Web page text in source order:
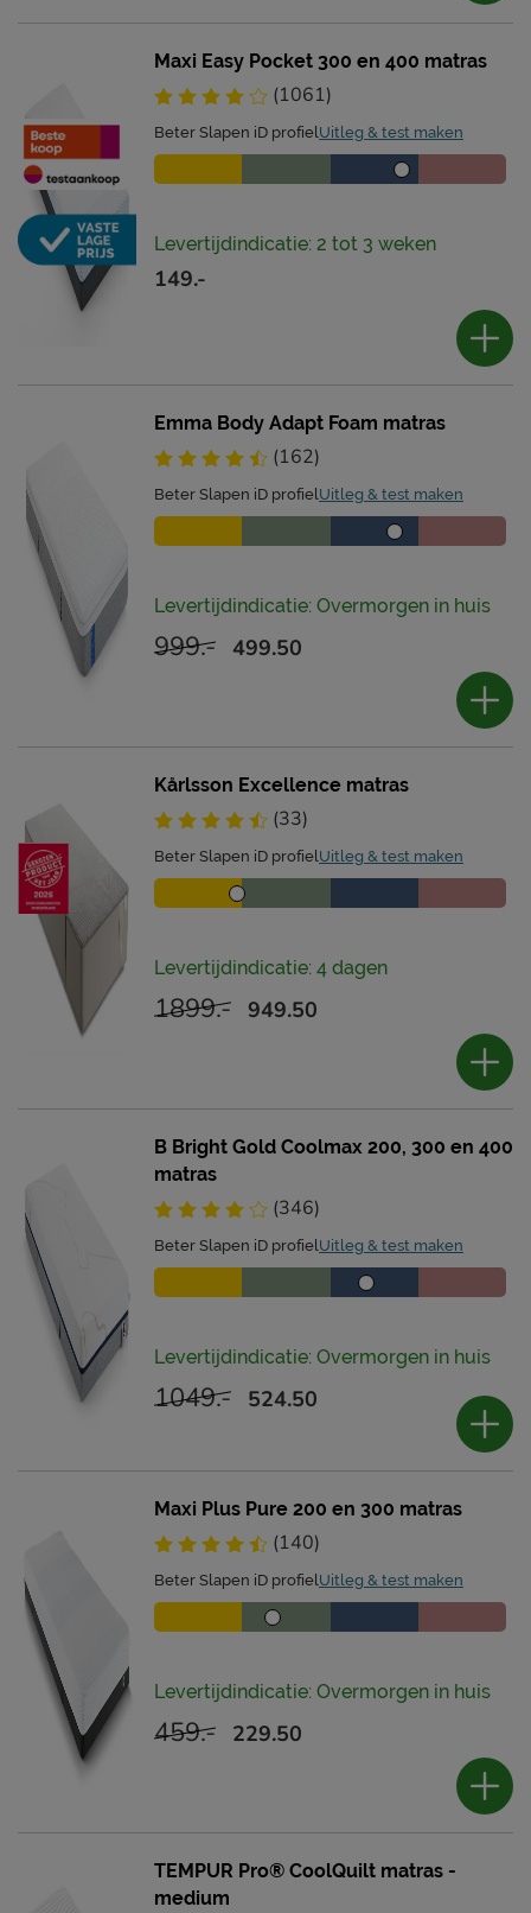
Maxi Easy Pocket 300 en 400 matras
(1061)
Beter Slapen iD profielUitleg & test maken
Levertijdindicatie: 2 tot 3 weken
149.-
Emma Body Adapt Foam matras
(162)
Beter Slapen iD profielUitleg & test maken
Levertijdindicatie: Overmorgen in huis
999.- 499.50
Kårlsson Excellence matras
(33)
Beter Slapen iD profielUitleg & test maken
Levertijdindicatie: 4 dagen
1899.- 949.50
B Bright Gold Coolmax 200, 300 en 400
matras
(346)
Beter Slapen iD profielUitleg & test maken
Levertijdindicatie: Overmorgen in huis
1049.- 524.50
Maxi Plus Pure 200 en 300 matras
(140)
Beter Slapen iD profielUitleg & test maken
Levertijdindicatie: Overmorgen in huis
459.- 229.50
TEMPUR Pro® CoolQuilt matras -
medium